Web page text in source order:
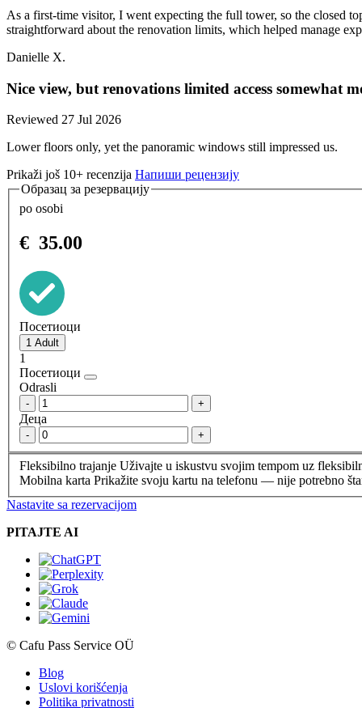
As a first-time visitor, I went expecting the full tower, so the closed
straightforward about the renovation limits, which helped manage
Danielle X.
Nice view, but renovations limited access somewhat
Reviewed 27 Jul 2026
Lower floors only, yet the panoramic windows still impressed us.
Prikaži još 10+ recenzija Напиши рецензију
Образац за резервацију
po osobi
€ 35.00
Посетиоци
1
Посетиоци
Odrasli
- +
Деца
- +
Fleksibilno trajanje Uživajte u iskustvu svojim tempom uz
Mobilna karta Prikažite svoju kartu na telefonu — nije potrebno
Nastavite sa rezervacijom
PITAJTE AI
© Cafu Pass Service OÜ
Blog
Uslovi korišćenja
Politika privatnosti